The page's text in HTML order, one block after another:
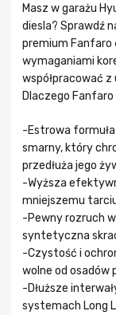
Masz w garażu
diesla? Sprawdź
premium Fanfaro
wymaganiami
współpracować z
Dlaczego
-Estrowa
smarny, który
przedłuża jego
-Wyższa
mniejszemu
-Pewny rozruch
syntetyczna
-Czystość i
wolne od osadów
-Dłuższe
systemach Long